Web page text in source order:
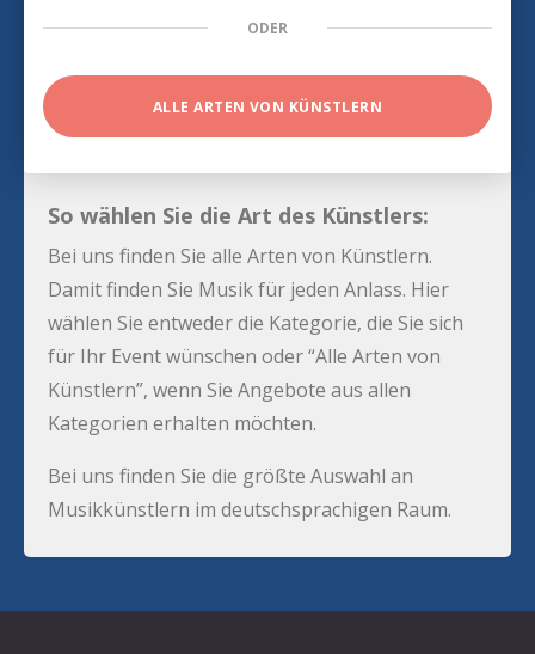
ODER
ALLE ARTEN VON KÜNSTLERN
So wählen Sie die Art des Künstlers:
Bei uns finden Sie alle Arten von Künstlern.
Damit finden Sie Musik für jeden Anlass. Hier
wählen Sie entweder die Kategorie, die Sie sich
für Ihr Event wünschen oder “Alle Arten von
Künstlern”, wenn Sie Angebote aus allen
Kategorien erhalten möchten.
Bei uns finden Sie die größte Auswahl an
Musikkünstlern im deutschsprachigen Raum.